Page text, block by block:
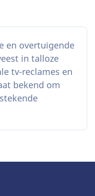
en overtuigende
in talloze
tv-reclames en
bekend om